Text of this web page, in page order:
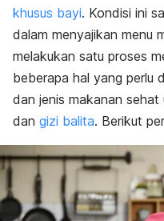
khusus bayi. Kondisi ini
dalam menyajikan menu
melakukan satu proses
beberapa hal yang perlu
dan jenis makanan sehat
dan gizi balita. Berikut